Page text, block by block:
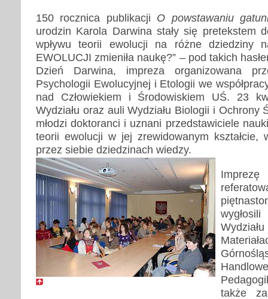
150 rocznica publikacji O powstawaniu
urodzin Karola Darwina stały się pretekstem
wpływu teorii ewolucji na różne dziedziny
EWOLUCJI zmieniła naukę?” – pod takich
Dzień Darwina, impreza organizowana
Psychologii Ewolucyjnej i Etologii we
nad Człowiekiem i Środowiskiem UŚ. 23
Wydziału oraz auli Wydziału Biologii i Ochrony
młodzi doktoranci i uznani przedstawiciele
teorii ewolucji w jej zrewidowanym kształcie,
przez siebie dziedzinach wiedzy.
także